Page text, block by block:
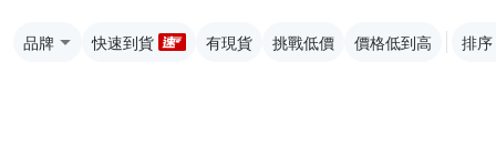
品牌 快速到貨 有現貨 挑戰低價 價格低到高 排序